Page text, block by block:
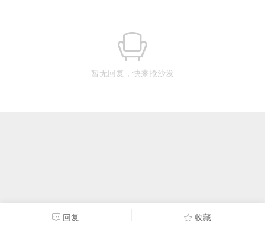
暂无回复，快来抢沙发
回复 收藏